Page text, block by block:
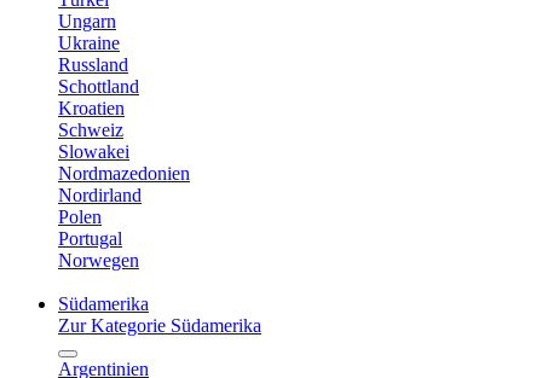
Ungarn
Ukraine
Russland
Schottland
Kroatien
Schweiz
Slowakei
Nordmazedonien
Nordirland
Polen
Portugal
Norwegen
Südamerika
Zur Kategorie Südamerika
Argentinien